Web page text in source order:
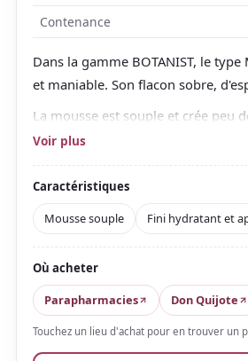
Contenance
Dans la gamme BOTANIST, le
et maniable. Son flacon sobre,
La mousse est souple et crée peu
secs et rebelles
Le parfum est abricot et jasmin,
maniabilité à un fini léger ; sur
Voir plus
Caractéristiques
Mousse souple
Fini hydratant et
Où acheter
Parapharmacies
Don Quijote
Touchez un lieu d'achat pour en trouver un